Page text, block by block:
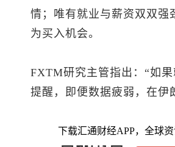
情；唯有就业与薪资双双
为买入机会。
FXTM研究主管指出：“如
提醒，即便数据疲弱，在伊
下载汇通财经APP，全球